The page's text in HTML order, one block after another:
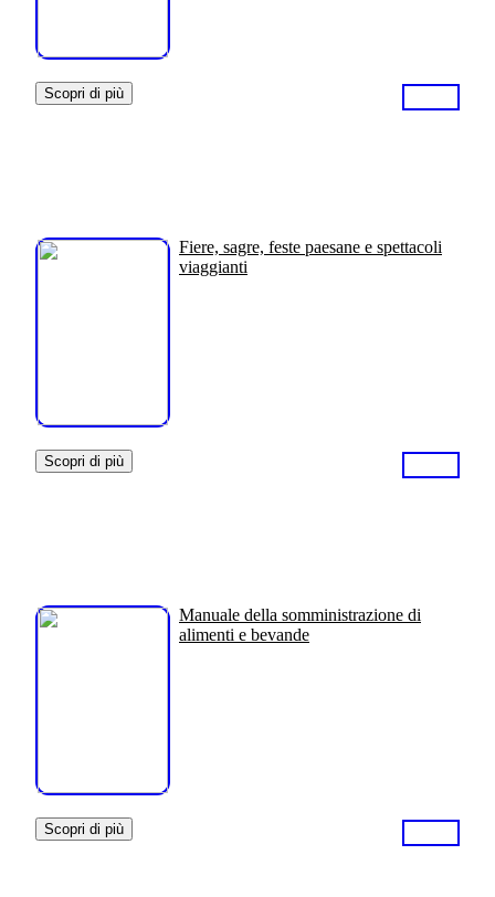
Scopri di più
Fiere, sagre, feste paesane e spettacoli
viaggianti
Scopri di più
Manuale della somministrazione di
alimenti e bevande
Scopri di più